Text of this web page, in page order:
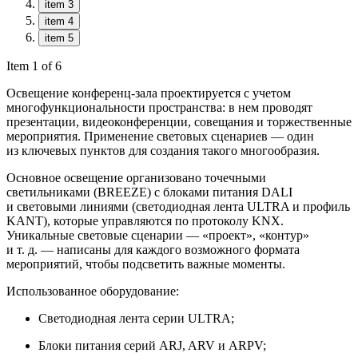
item 3
item 4
item 5
Item 1 of 6
Освещение конференц-зала проектируется с учетом
многофункциональности пространства: в нем проводят
презентации, видеоконференции, совещания и торжественные
мероприятия. Применение световых сценариев — один
из ключевых пунктов для создания такого многообразия.
Основное освещение организовано точечными
светильниками (BREEZE) с блоками питания DALI
и световыми линиями (светодиодная лента ULTRA и профиль
KANT), которые управляются по протоколу KNX.
Уникальные световые сценарии — «проект», «контур»
и т. д. — написаны для каждого возможного формата
мероприятий, чтобы подсветить важные моменты.
Использованное оборудование:
Светодиодная лента серии ULTRA;
Блоки питания серий ARJ, ARV и ARPV;